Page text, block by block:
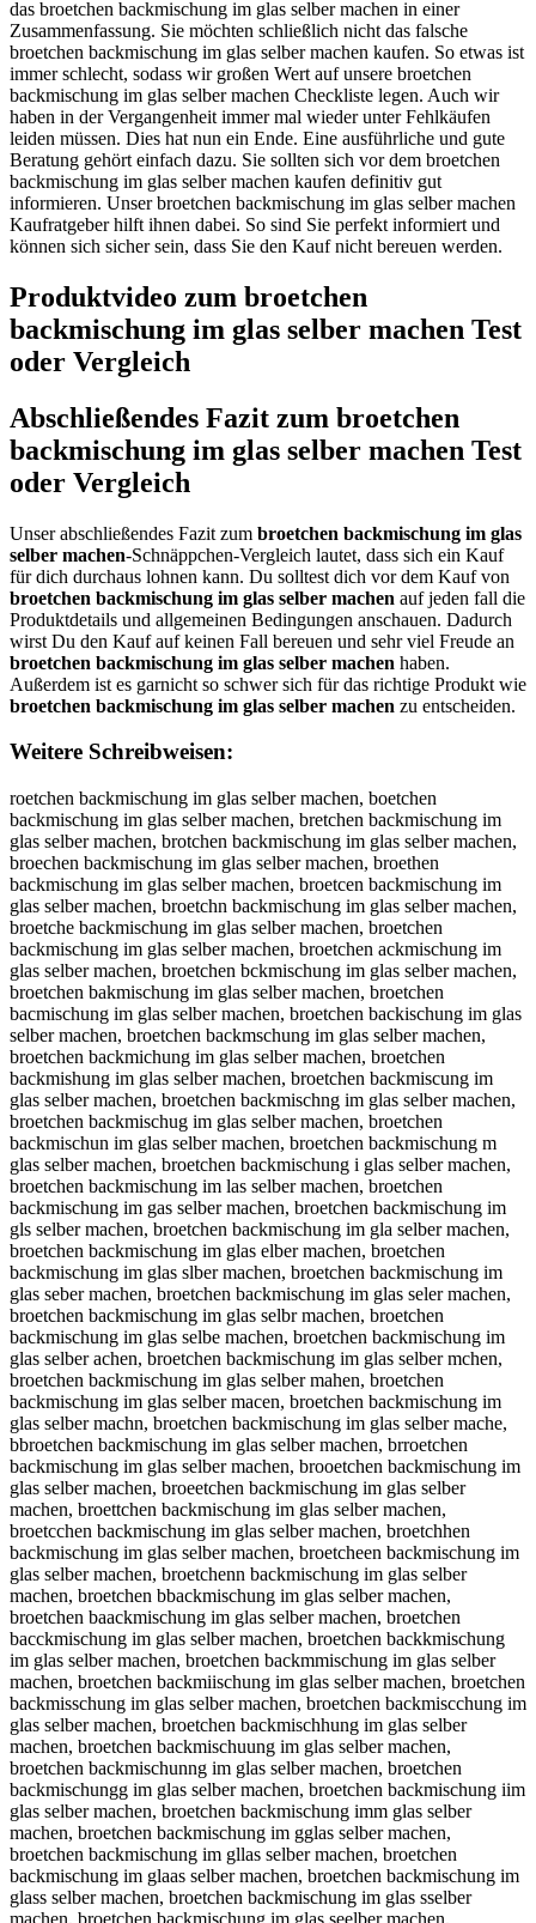
das broetchen backmischung im glas selber machen in einer
Zusammenfassung. Sie möchten schließlich nicht das falsche
broetchen backmischung im glas selber machen kaufen. So etwas ist
immer schlecht, sodass wir großen Wert auf unsere broetchen
backmischung im glas selber machen Checkliste legen. Auch wir
haben in der Vergangenheit immer mal wieder unter Fehlkäufen
leiden müssen. Dies hat nun ein Ende. Eine ausführliche und gute
Beratung gehört einfach dazu. Sie sollten sich vor dem broetchen
backmischung im glas selber machen kaufen definitiv gut
informieren. Unser broetchen backmischung im glas selber machen
Kaufratgeber hilft ihnen dabei. So sind Sie perfekt informiert und
können sich sicher sein, dass Sie den Kauf nicht bereuen werden.
Produktvideo zum broetchen
backmischung im glas selber machen Test
oder Vergleich
Abschließendes Fazit zum broetchen
backmischung im glas selber machen Test
oder Vergleich
Unser abschließendes Fazit zum broetchen backmischung im glas
selber machen-Schnäppchen-Vergleich lautet, dass sich ein Kauf
für dich durchaus lohnen kann. Du solltest dich vor dem Kauf von
broetchen backmischung im glas selber machen auf jeden fall die
Produktdetails und allgemeinen Bedingungen anschauen. Dadurch
wirst Du den Kauf auf keinen Fall bereuen und sehr viel Freude an
broetchen backmischung im glas selber machen haben.
Außerdem ist es garnicht so schwer sich für das richtige Produkt wie
broetchen backmischung im glas selber machen zu entscheiden.
Weitere Schreibweisen:
roetchen backmischung im glas selber machen, boetchen backmischung im glas selber machen, bretchen backmischung im glas selber machen, brotchen backmischung im glas selber machen, broechen backmischung im glas selber machen, broethen backmischung im glas selber machen, broetcen backmischung im glas selber machen, broetchn backmischung im glas selber machen, broetche backmischung im glas selber machen, broetchen backmischung im glas selber machen, broetchen ackmischung im glas selber machen, broetchen bckmischung im glas selber machen, broetchen bakmischung im glas selber machen, broetchen bacmischung im glas selber machen, broetchen backischung im glas selber machen, broetchen backmschung im glas selber machen, broetchen backmichung im glas selber machen, broetchen backmishung im glas selber machen, broetchen backmiscung im glas selber machen, broetchen backmischng im glas selber machen, broetchen backmischug im glas selber machen, broetchen backmischun im glas selber machen, broetchen backmischung m glas selber machen, broetchen backmischung i glas selber machen, broetchen backmischung im las selber machen, broetchen backmischung im gas selber machen, broetchen backmischung im gls selber machen, broetchen backmischung im gla selber machen, broetchen backmischung im glas elber machen, broetchen backmischung im glas slber machen, broetchen backmischung im glas seber machen, broetchen backmischung im glas seler machen, broetchen backmischung im glas selbr machen, broetchen backmischung im glas selbe machen, broetchen backmischung im glas selber achen, broetchen backmischung im glas selber mchen, broetchen backmischung im glas selber mahen, broetchen backmischung im glas selber macen, broetchen backmischung im glas selber machn, broetchen backmischung im glas selber mache, bbroetchen backmischung im glas selber machen, brroetchen backmischung im glas selber machen, brooetchen backmischung im glas selber machen, broeetchen backmischung im glas selber machen, broettchen backmischung im glas selber machen, broetcchen backmischung im glas selber machen, broetchhen backmischung im glas selber machen, broetcheen backmischung im glas selber machen, broetchenn backmischung im glas selber machen, broetchen bbackmischung im glas selber machen, broetchen baackmischung im glas selber machen, broetchen bacckmischung im glas selber machen, broetchen backkmischung im glas selber machen, broetchen backmmischung im glas selber machen, broetchen backmiischung im glas selber machen, broetchen backmisschung im glas selber machen, broetchen backmiscchung im glas selber machen, broetchen backmischhung im glas selber machen, broetchen backmischuung im glas selber machen, broetchen backmischunng im glas selber machen, broetchen backmischungg im glas selber machen, broetchen backmischung iim glas selber machen, broetchen backmischung imm glas selber machen, broetchen backmischung im gglas selber machen, broetchen backmischung im gllas selber machen, broetchen backmischung im glaas selber machen, broetchen backmischung im glass selber machen, broetchen backmischung im glas sselber machen, broetchen backmischung im glas seelber machen, broetchen backmischung im glas sellber machen, broetchen backmischung im glas selbber machen, broetchen backmischung im glas selbeer machen, broetchen backmischung im glas selberr machen, broetchen backmischung im glas selber mmachen, broetchen backmischung im glas selber maachen, broetchen backmischung im glas selber macchen, broetchen backmischung im glas selber machhen, broetchen backmischung im glas selber macheen, broetchen backmischung im glas selber machenn, rboetchen backmischung im glas selber machen, boretchen backmischung im glas selber machen, breotchen backmischung im glas selber machen, brotechen backmischung im glas selber machen, broecthen backmischung im glas selber machen, broethcen backmischung im glas selber machen, broetcehn backmischung im glas selber machen, broetchne backmischung im glas selber machen, broetche nbackmischung im glas selber machen, broetchenb ackmischung im glas selber machen, broetchen abckmischung im glas selber machen, broetchen bcakmischung im glas selber machen, broetchen bakcmischung im glas selber machen, broetchen bacmkischung im glas selber machen, broetchen backimschung im glas selber machen, broetchen backmsichung im glas selber machen, broetchen backmicshung im glas selber machen, broetchen backmishcung im glas selber machen, broetchen backmiscuhng im glas selber machen, broetchen backmischnug im glas selber machen, broetchen backmischugn im glas selber machen, broetchen backmischun gim glas selber machen, broetchen backmischungi m glas selber machen, broetchen backmischung mi glas selber machen, broetchen backmischung i mglas selber machen, broetchen backmischung img las selber machen, broetchen backmischung im lgas selber machen, broetchen backmischung im gals selber machen, broetchen backmischung im glsa selber machen, broetchen backmischung im gla sselber machen, broetchen backmischung im glass elber machen, broetchen backmischung im glas eslber machen, broetchen backmischung im glas sleber machen, broetchen backmischung im glas sebler machen, broetchen backmischung im glas selebr machen, broetchen backmischung im glas selbre machen, broetchen backmischung im glas selbe rmachen, broetchen backmischung im glas selberm achen, broetchen backmischung im glas selber amchen, broetchen backmischung im glas selber mcahen, broetchen backmischung im glas selber mahcen, broetchen backmischung im glas selber macehn, broetchen backmischung im glas selber machne, broetchenbackmischung im glas selber machen, broetchen backmischungim glas selber machen, broetchen backmischung imglas selber machen, broetchen backmischung im glasselber machen, broetchen backmischung im glas selbermachen, roetchen backmischung im glas selber machen, vroetchen backmischung im glas selber machen, froetchen backmischung im glas selber machen, groetchen backmischung im glas selber machen, hroetchen backmischung im glas selber machen, nroetchen backmischung im glas selber machen, beoetchen backmischung im glas selber machen, bdoetchen backmischung im glas selber machen, bfoetchen backmischung im glas selber machen, bgoetchen backmischung im glas selber machen, btoetchen backmischung im glas selber machen, b4oetchen backmischung im glas selber machen, b5oetchen backmischung im glas selber machen, brietchen backmischung im glas selber machen, brketchen backmischung im glas selber machen, brletchen backmischung im glas selber machen, brpetchen backmischung im glas selber machen, br9etchen backmischung im glas selber machen, br0etchen backmischung im glas selber machen, browtchen backmischung im glas selber machen, brostchen backmischung im glas selber machen, brodtchen backmischung im glas selber machen, broftchen backmischung im glas selber machen, brortchen backmischung im glas selber machen, bro3tchen backmischung im glas selber machen, bro4tchen backmischung im glas selber machen, broerchen backmischung im glas selber machen, broefchen backmischung im glas selber machen, broegchen backmischung im glas selber machen, broehchen backmischung im glas selber machen, broeychen backmischung im glas selber machen, broe5chen backmischung im glas selber machen, broe6chen backmischung im glas selber machen, broet hen backmischung im glas selber machen, broetxhen backmischung im glas selber machen, broetshen backmischung im glas selber machen, broetdhen backmischung im glas selber machen, broetfhen backmischung im glas selber machen, broetvhen backmischung im glas selber machen, broetcben backmischung im glas selber machen, broetcgen backmischung im glas selber machen, broetcten backmischung im glas selber machen, broetcyen backmischung im glas selber machen, broetcuen backmischung im glas selber machen, broetcjen backmischung im glas selber machen, broetcmen backmischung im glas selber machen, broetcnen backmischung im glas selber machen, broetchwn backmischung im glas selber machen, broetchsn backmischung im glas selber machen, broetchdn backmischung im glas selber machen, broetchfn backmischung im glas selber machen, broetchrn backmischung im glas selber machen, broetch3n backmischung im glas selber machen, broetch4n backmischung im glas selber machen, broetche backmischung im glas selber machen, broetcheb backmischung im glas selber machen, broetcheg backmischung im glas selber machen, broetcheh backmischung im glas selber machen, broetchej backmischung im glas selber machen, broetchem backmischung im glas selber machen, broetchen ackmischung im glas selber machen, broetchen vackmischung im glas selber machen, broetchen fackmischung im glas selber machen, broetchen gackmischung im glas selber machen, broetchen hackmischung im glas selber machen, broetchen nackmischung im glas selber machen, broetchen bqckmischung im glas selber machen, broetchen bwckmischung im glas selber machen, broetchen bzckmischung im glas selber machen, broetchen bxckmischung im glas selber machen, broetchen ba kmischung im glas selber machen, broetchen baxkmischung im glas selber machen, broetchen baskmischung im glas selber machen, broetchen badkmischung im glas selber machen, broetchen bafkmischung im glas selber machen, broetchen bavkmischung im glas selber machen, broetchen bacumischung im glas selber machen, broetchen bacjmischung im glas selber machen, broetchen bacmmischung im glas selber machen, broetchen baclmischung im glas selber machen, broetchen bacomischung im glas selber machen, broetchen back ischung im glas selber machen, broetchen backnischung im glas selber machen, broetchen backhischung im glas selber machen, broetchen backjischung im glas selber machen, broetchen backkischung im glas selber machen, broetchen backlischung im glas selber machen, broetchen backmuschung im glas selber machen, broetchen backmjschung im glas selber machen, broetchen backmkschung im glas selber machen, broetchen backmlschung